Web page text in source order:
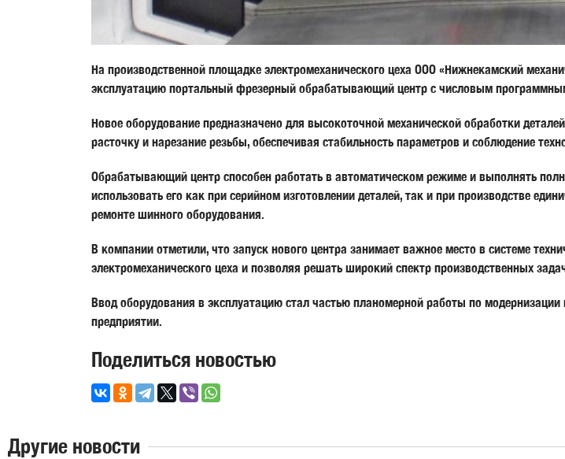
На производственной площадке электромеханического цеха ООО «Нижнекамский
эксплуатацию портальный фрезерный обрабатывающий центр с числовым
Новое оборудование предназначено для высокоточной механической обработки
расточку и нарезание резьбы, обеспечивая стабильность параметров и соблюдение
Обрабатывающий центр способен работать в автоматическом режиме и выполнять
использовать его как при серийном изготовлении деталей, так и при производстве
ремонте шинного оборудования.
В компании отметили, что запуск нового центра занимает важное место в системе
электромеханического цеха и позволяя решать широкий спектр производственных
Ввод оборудования в эксплуатацию стал частью планомерной работы по
предприятии.
Поделиться новостью
Другие новости